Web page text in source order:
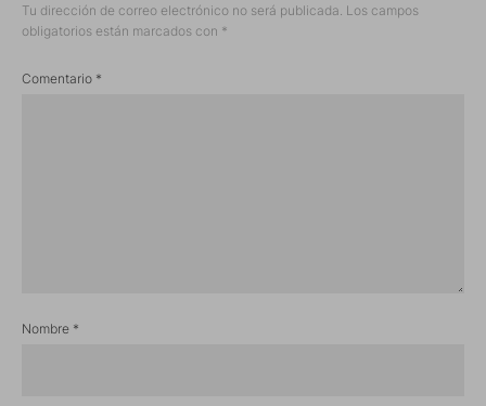
Tu dirección de correo electrónico no será publicada. Los campos
obligatorios están marcados con *
Comentario *
Nombre *